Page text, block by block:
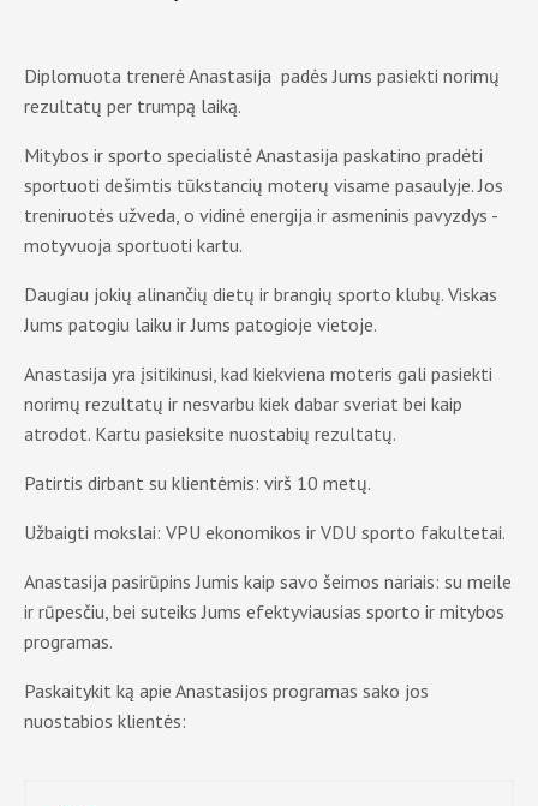
Diplomuota trenerė Anastasija padės Jums pasiekti norimų
rezultatų per trumpą laiką.
Mitybos ir sporto specialistė Anastasija paskatino pradėti
sportuoti dešimtis tūkstancių moterų visame pasaulyje. Jos
treniruotės užveda, o vidinė energija ir asmeninis pavyzdys -
motyvuoja sportuoti kartu.
Daugiau jokių alinančių dietų ir brangių sporto klubų. Viskas
Jums patogiu laiku ir Jums patogioje vietoje.
Anastasija yra įsitikinusi, kad kiekviena moteris gali pasiekti
norimų rezultatų ir nesvarbu kiek dabar sveriat bei kaip
atrodot. Kartu pasieksite nuostabių rezultatų.
Patirtis dirbant su klientėmis: virš 10 metų.
Užbaigti mokslai: VPU ekonomikos ir VDU sporto fakultetai.
Anastasija pasirūpins Jumis kaip savo šeimos nariais: su meile
ir rūpesčiu, bei suteiks Jums efektyviausias sporto ir mitybos
programas.
Paskaitykit ką apie Anastasijos programas sako jos
nuostabios klientės: